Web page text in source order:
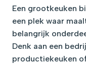
Een grootkeuken
een plek waar
belangrijk
Denk aan een
productiekeuken